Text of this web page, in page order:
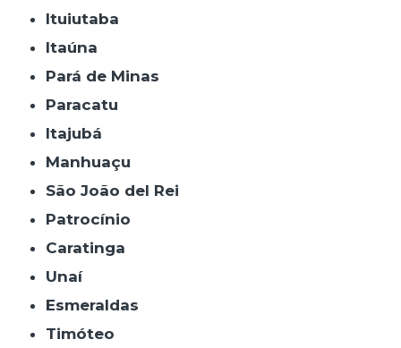
Ituiutaba
Itaúna
Pará de Minas
Paracatu
Itajubá
Manhuaçu
São João del Rei
Patrocínio
Caratinga
Unaí
Esmeraldas
Timóteo